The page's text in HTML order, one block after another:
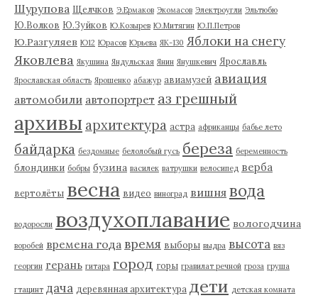
Шурупова Щелчков Э.Ермаков Экомасов Электроугли Эльтюбю
Ю.Волков Ю.Зуйков Ю.Козырев Ю.Митягин Ю.П.Петров
Ю.Разгуляев Ю12 Юрасов Юрьева ЯК-130 Яблоки на снегу
Яковлева Якушина Яндульская Янин Янушкевич Ярославль
Ярославская область Ярошенко абажур авиамузей авиация
автомобили автопортрет аз грешный
архивы архитектура астра африканцы бабье лето
байдарка бездомные белолобый гусь береза беременность
блондинки бобры бузина василек ватрушки велосипед верба
вертолёты весна видео виноград вишня вода
водоросли воздухоплавание вологодчина
воробей времена года время выборы выдра высота вяз
георгин герань гитара город горы гравилат речной гроза груша
гтацинт дача деревянная архитектура дети детская комната